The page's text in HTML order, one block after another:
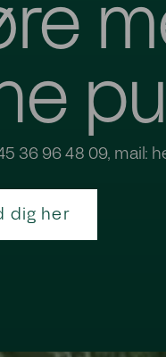
36 96 48 09, mail:
dig her